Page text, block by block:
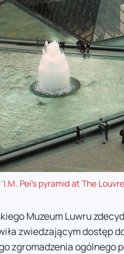
"I.M. Pei's pyramid at The Louvre
Muzeum Luwru
zwiedzającym dostęp
zgromadzenia ogólnego